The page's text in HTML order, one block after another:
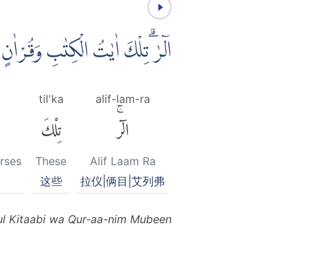
الۤرٰ ۗتِلْكَ اٰيٰتُ الْكِتٰبِ
alif-lam-ra
الٓرۚ
Alif Laam Ra
拉仪|俩目|艾列弗
til'ka
تِلْكَ
These
这些
Kitaabi wa Qur-aa-nim Mubeen